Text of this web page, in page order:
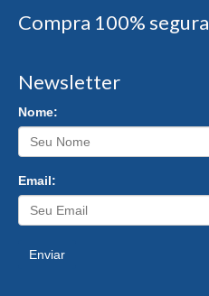
Compra 100% segura
Newsletter
Nome:
Email:
Enviar